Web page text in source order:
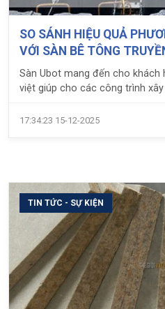
SO SÁNH HIỆU QUẢ
VỚI SÀN BÊ TÔNG
SÀN KHÁC
Sàn Ubot mang đến cho
việt giúp cho các công trình
17:34:23 15-12-2025
TIN TỨC - SỰ KIỆN